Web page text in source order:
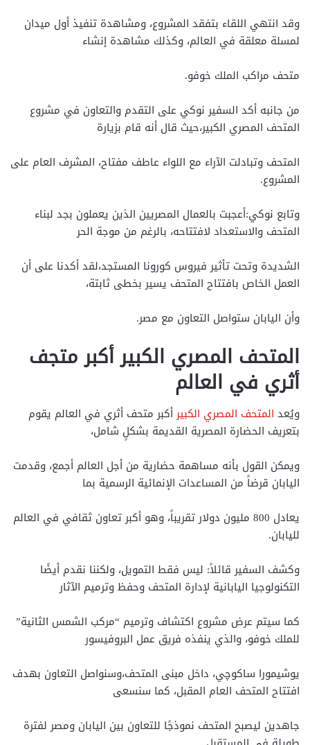
وقد انتهي اللقاء بتفقد المشروع، ومشاهدة تنفيذ أول ميدان
لمسلة معلقة في العالم، وكذلك مشاهدة إنشاء
متحف مراكب الملك خوفو.
من جانبه أكد السفير نوكي على التقدم والتعاون في مشروع
المتحف المصري الكبير،حيث قال أنه قام بزيارة
المتحف وتبادلت الآراء مع اللواء عاطف مفتاح، المشرف العام على
المشروع.
وتابع نوكي:أعجبت بالعمال المصريين الذين يعملون بجد لبناء
المتحف والاستعداد لافتتاحه، بالرغم من موجة الحر
الشديدة وتحت تأثير فيروس كورونا المستجد،لقد أكدنا على أن
العمل الخاص بافتتاح المتحف يسير بخطى ثابتة،
وأن اليابان ستواصل التعاون مع مصر.
المتحف المصري الكبير أكبر متجف
أثري في العالم
ويُعد المتحف المصري الكبيرأكبر متحف أثري في العالم يقوم
بتعريف الحضارة المصرية القديمة بشكلٍ شامل،
ويمكن القول بأنه مساهمة حضارية من أجل العالم أجمع، وقدمت
اليابان قرضاً من المساعدات الإنمائية الرسمية بما
يعادل 800 مليون دولار تقريباً، وهو أكبر تعاون ثقافي في العالم
لليابان.
وكشف السفير قائلاً: ليس فقط التمويل، ولكننا نقدم أيضًا
التكنولوجيا اليابانية لإدارة المتحف وحفظ وترميم الآثار
كما سيتم عرض مشروع اكتشاف وترميم “مركب الشمس الثانية”
للملك خوفو، والذي ينفذه فريق عمل البروفيسور
يوشيمورا ساكوچي، داخل مبنى المتحف،وسنواصل التعاون بهدف
افتتاح المتحف العام المقبل، كما سنسعى
جاهدين ليصبح المتحف نموذجًا للتعاون بين اليابان ومصر لفترة